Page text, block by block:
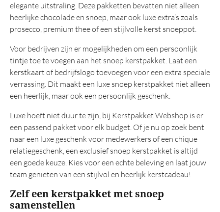
elegante uitstraling. Deze pakketten bevatten niet alleen
heerlijke chocolade en snoep, maar ook luxe extra’s zoals
prosecco, premium thee of een stijlvolle kerst snoeppot.
Voor bedrijven zijn er mogelijkheden om een persoonlijk
tintje toe te voegen aan het snoep kerstpakket. Laat een
kerstkaart of bedrijfslogo toevoegen voor een extra speciale
verrassing. Dit maakt een luxe snoep kerstpakket niet alleen
een heerlijk, maar ook een persoonlijk geschenk.
Luxe hoeft niet duur te zijn, bij Kerstpakket Webshop is er
een passend pakket voor elk budget. Of je nu op zoek bent
naar een luxe geschenk voor medewerkers of een chique
relatiegeschenk, een exclusief snoep kerstpakket is altijd
een goede keuze. Kies voor een echte beleving en laat jouw
team genieten van een stijlvol en heerlijk kerstcadeau!
Zelf een kerstpakket met snoep
samenstellen